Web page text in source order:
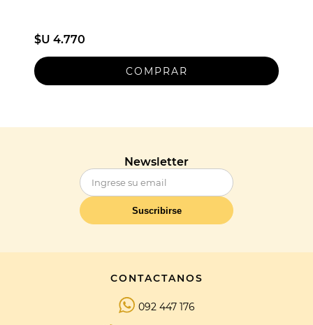
$U 4.770
Newsletter
Suscribirse
CONTACTANOS
092 447 176